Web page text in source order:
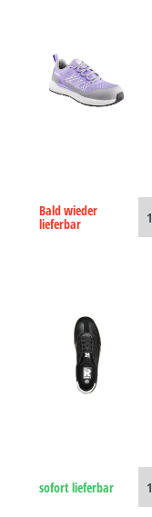
Bald wieder
lieferbar
sofort lieferbar